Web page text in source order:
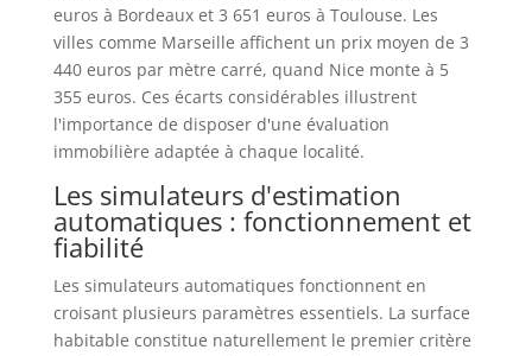
euros à Bordeaux et 3 651 euros à Toulouse. Les
villes comme Marseille affichent un prix moyen de 3
440 euros par mètre carré, quand Nice monte à 5
355 euros. Ces écarts considérables illustrent
l'importance de disposer d'une évaluation
immobilière adaptée à chaque localité.
Les simulateurs d'estimation
automatiques : fonctionnement et
fiabilité
Les simulateurs automatiques fonctionnent en
croisant plusieurs paramètres essentiels. La surface
habitable constitue naturellement le premier critère